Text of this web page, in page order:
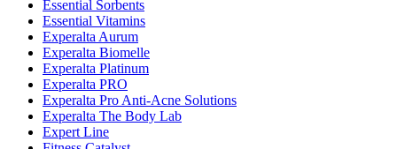
Essential Sorbents
Essential Vitamins
Experalta Aurum
Experalta Biomelle
Experalta Platinum
Experalta PRO
Experalta Pro Anti-Acne Solutions
Experalta The Body Lab
Expert Line